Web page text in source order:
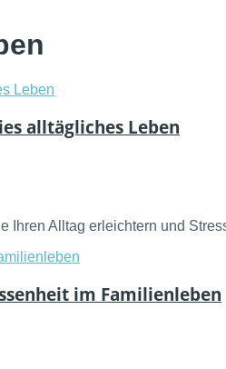
alltägliches Leben
Alltag erleichtern und
im Familienleben